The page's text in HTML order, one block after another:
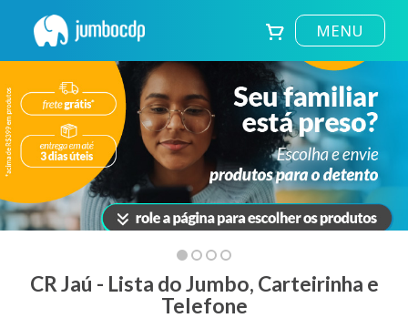
MENU
CR Jaú - Lista do Jumbo, Carteirinha e
Telefone